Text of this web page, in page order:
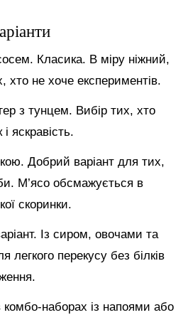
Класика. В міру ніжний,
хто не хоче експериментів.
з тунцем. Вибір тих, хто
яскравість.
Добрий варіант для тих,
М’ясо обсмажується в
скоринки.
Із сиром, овочами та
легкого перекусу без білків
комбо-наборах із напоями або